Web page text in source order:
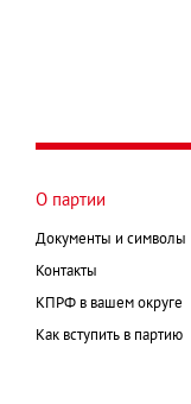
О партии
Документы и символы
Контакты
КПРФ в вашем округе
Как вступить в партию